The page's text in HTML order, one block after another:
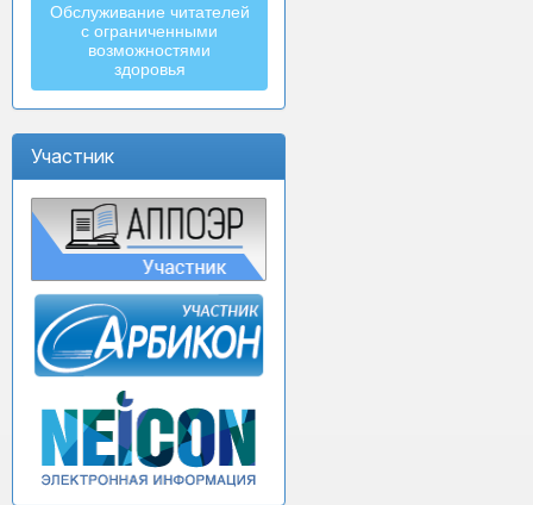
Обслуживание читателей
с ограниченными
возможностями
здоровья
Участник